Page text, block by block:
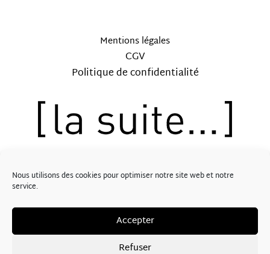
Nous utilisons des cookies pour optimiser notre site web et notre
service.
Accepter
Refuser
Mentions légales
CGV
Politique de confidentialité
Tél: 09.62.57.30.89
Propulsé parPopCorn Digital
SUIVEZ-NOUS !